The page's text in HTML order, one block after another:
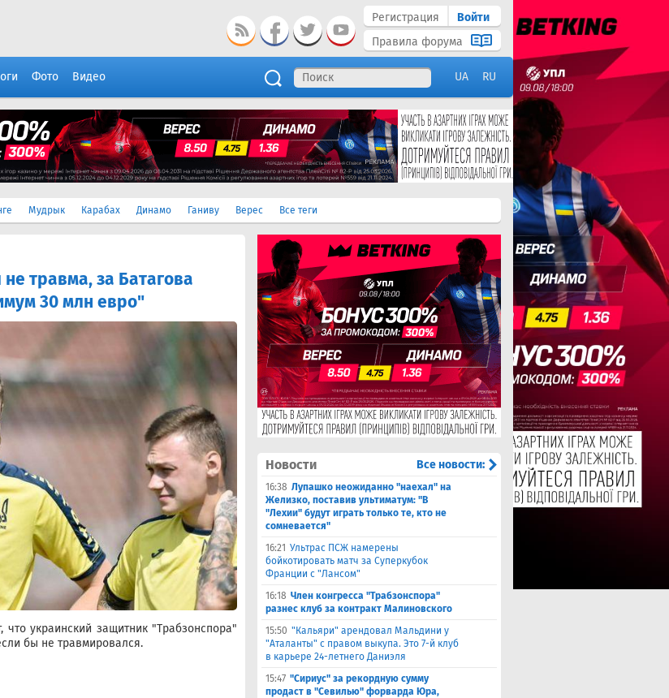
Регистрация
Войти
Правила форума
Фото Видео UA RU
Мудрык Карабах Динамо Ганиву Верес Все теги
травма, за Батагова
30 млн евро"
что украинский защитник "Трабзонспора"
бы не травмировался.
Новости Все новости:
16:38 Лупашко неожиданно "наехал" на
Желизко, поставив ультиматум: "В
"Лехии" будут играть только те, кто не
сомневается"
16:21 Ультрас ПСЖ намерены
бойкотировать матч за Суперкубок
Франции с "Лансом"
16:18 Член конгресса "Трабзонспора"
разнес клуб за контракт Малиновского
15:50 "Кальяри" арендовал Мальдини у
"Аталанты" с правом выкупа. Это 7-й клуб
в карьере 24-летнего Даниэля
15:47 "Сириус" за рекордную сумму
продаст в "Севилью" форварда Юра,